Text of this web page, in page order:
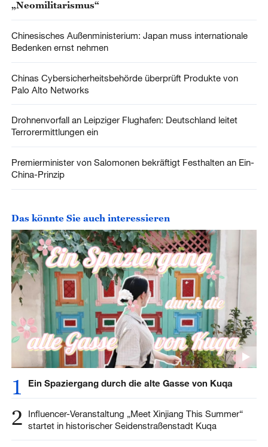
„Neomilitarismus“
Chinesisches Außenministerium: Japan muss internationale
Bedenken ernst nehmen
Chinas Cybersicherheitsbehörde überprüft Produkte von
Palo Alto Networks
Drohnenvorfall an Leipziger Flughafen: Deutschland leitet
Terrorermittlungen ein
Premierminister von Salomonen bekräftigt Festhalten an Ein-
China-Prinzip
Das könnte Sie auch interessieren
1 Ein Spaziergang durch die alte Gasse von Kuqa
2
Influencer-Veranstaltung „Meet Xinjiang This Summer“
startet in historischer Seidenstraßenstadt Kuqa